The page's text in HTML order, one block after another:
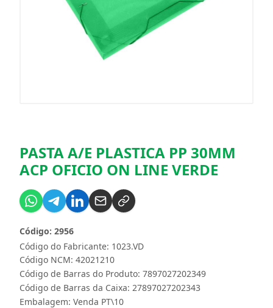
PASTA A/E PLASTICA PP 30MM
ACP OFICIO ON LINE VERDE
Código do Fabricante: 1023.VD
Código: 2956
Código NCM: 42021210
Código de Barras do Produto: 7897027202349
Código de Barras da Caixa: 27897027202343
Embalagem: Venda PT\10